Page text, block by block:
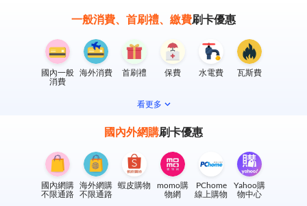
一般消費、首刷禮、繳費刷卡優惠
國內一般
消費
海外消費 首刷禮 保費 水電費 瓦斯費
看更多
國內外網購刷卡優惠
國內網購
不限通路
海外網購
不限通路
蝦皮購物
momo購
物網
PChome
線上購物
Yahoo購
物中心